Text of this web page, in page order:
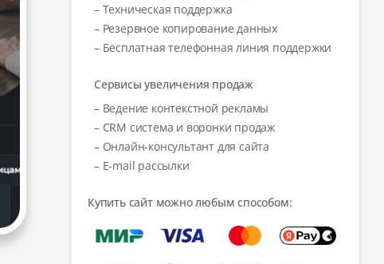
– Техническая поддержка
– Резервное копирование данных
– Бесплатная телефонная линия поддержки
Сервисы увеличения продаж
– Ведение контекстной рекламы
– CRM система и воронки продаж
– Онлайн-консультант для сайта
– E-mail рассылки
Купить сайт можно любым способом: